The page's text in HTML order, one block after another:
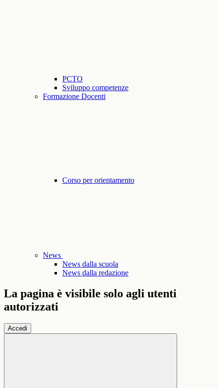
PCTO
Sviluppo competenze
Formazione Docenti
Corso per orientamento
News
News dalla scuola
News dalla redazione
La pagina è visibile solo agli utenti
autorizzati
Accedi